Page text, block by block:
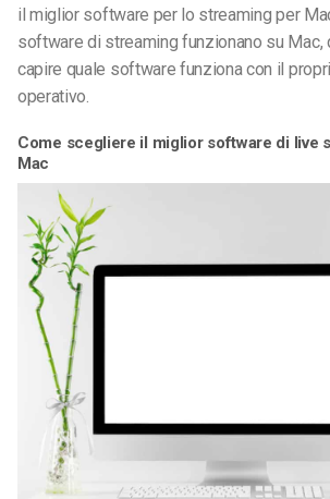
il miglior software per lo streaming per
software di streaming funzionano su Mac,
capire quale software funziona con il
operativo.
Come scegliere il miglior software di live
Mac